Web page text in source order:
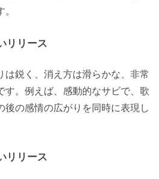
リリース
は鋭く、消え方は滑らかな、非常
す。例えば、感動的なサビで、歌
後の感情の広がりを同時に表現し
リリース